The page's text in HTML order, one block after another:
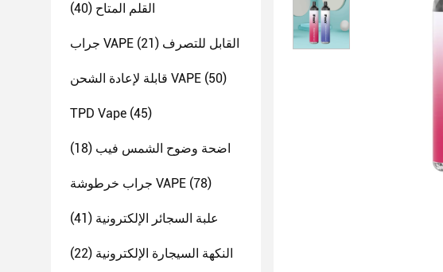
القلم المتاح (40)
جراب VAPE القابل للتصرف (21)
قابلة لإعادة الشحن VAPE (50)
TPD Vape (45)
اضحة وضوح الشمس فيب (18)
جراب خرطوشة VAPE (78)
علبة السجائر الإلكترونية (41)
النكهة السيجارة الإلكترونية (22)